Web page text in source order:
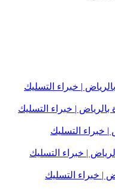
| خبراء التسليك
| خبراء التسليك
خبراء التسليك
| خبراء التسليك
| خبراء التسليك